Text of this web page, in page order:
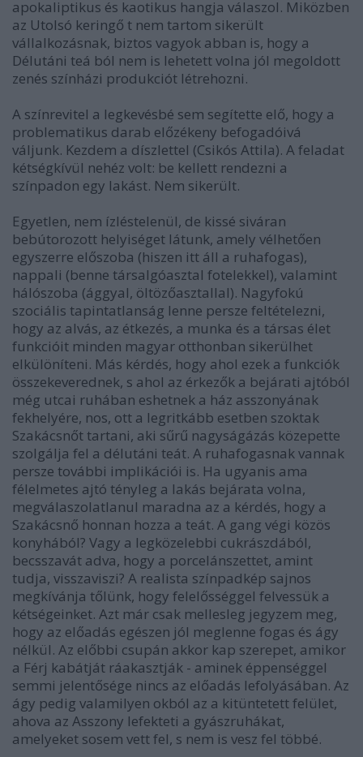
apokaliptikus és kaotikus hangja válaszol. Miközben
az Utolsó keringő t nem tartom sikerült
vállalkozásnak, biztos vagyok abban is, hogy a
Délutáni teá ból nem is lehetett volna jól megoldott
zenés színházi produkciót létrehozni.
A színrevitel a legkevésbé sem segítette elő, hogy a
problematikus darab előzékeny befogadóivá
váljunk. Kezdem a díszlettel (Csikós Attila). A feladat
kétségkívül nehéz volt: be kellett rendezni a
színpadon egy lakást. Nem sikerült.
Egyetlen, nem ízléstelenül, de kissé siváran
bebútorozott helyiséget látunk, amely vélhetően
egyszerre előszoba (hiszen itt áll a ruhafogas),
nappali (benne társalgóasztal fotelekkel), valamint
hálószoba (ággyal, öltözőasztallal). Nagyfokú
szociális tapintatlanság lenne persze feltételezni,
hogy az alvás, az étkezés, a munka és a társas élet
funkcióit minden magyar otthonban sikerülhet
elkülöníteni. Más kérdés, hogy ahol ezek a funkciók
összekeverednek, s ahol az érkezők a bejárati ajtóból
még utcai ruhában eshetnek a ház asszonyának
fekhelyére, nos, ott a legritkább esetben szoktak
Szakácsnőt tartani, aki sűrű nagyságázás közepette
szolgálja fel a délutáni teát. A ruhafogasnak vannak
persze további implikációi is. Ha ugyanis ama
félelmetes ajtó tényleg a lakás bejárata volna,
megválaszolatlanul maradna az a kérdés, hogy a
Szakácsnő honnan hozza a teát. A gang végi közös
konyhából? Vagy a legközelebbi cukrászdából,
becsszavát adva, hogy a porcelánszettet, amint
tudja, visszaviszi? A realista színpadkép sajnos
megkívánja tőlünk, hogy felelősséggel felvessük a
kétségeinket. Azt már csak mellesleg jegyzem meg,
hogy az előadás egészen jól meglenne fogas és ágy
nélkül. Az előbbi csupán akkor kap szerepet, amikor
a Férj kabátját ráakasztják - aminek éppenséggel
semmi jelentősége nincs az előadás lefolyásában. Az
ágy pedig valamilyen okból az a kitüntetett felület,
ahova az Asszony lefekteti a gyászruhákat,
amelyeket sosem vett fel, s nem is vesz fel többé.